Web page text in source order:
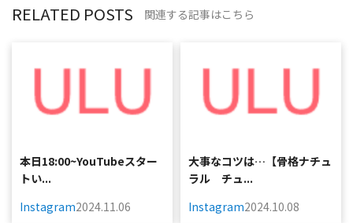
RELATED POSTS 関連する記事はこちら
本日18:00~YouTubeスター
トい...
Instagram2024.11.06
大事なコツは…⁡⁡【骨格ナチュ
ラル チュ...
Instagram2024.10.08